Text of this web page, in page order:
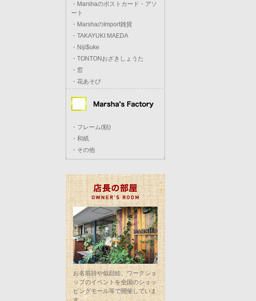
・Marshaのポストカード・アソ
ート
・MarshaのImport雑貨
・TAKAYUKI MAEDA
・Niji$uke
・TONTONおざきしょうた
・窓
・花あそび
・フレーム(額)
・和紙
・その他
お名前詩や似顔絵、ワークショ
ップのイベントを全国のショッ
ピングモール等で開催していま